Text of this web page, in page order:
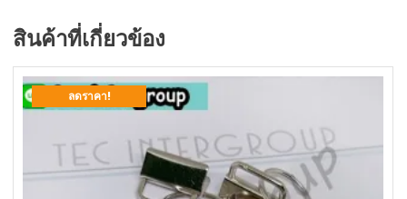
สินค้าที่เกี่ยวข้อง
ลดราคา!